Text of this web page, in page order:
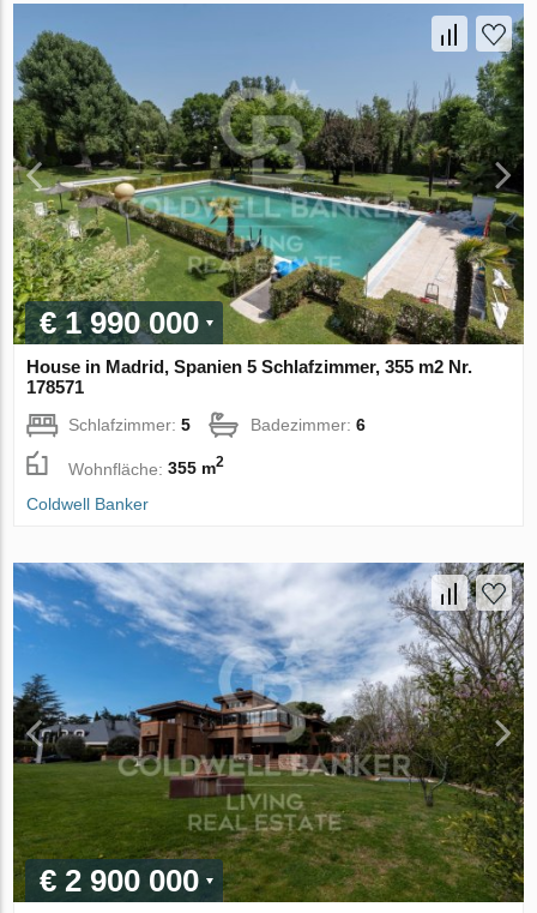
€ 1 990 000
House in Madrid, Spanien 5 Schlafzimmer, 355 m2 Nr.
178571
Schlafzimmer:5 Badezimmer:6
Wohnfläche:355 m2
Coldwell Banker
€ 2 900 000